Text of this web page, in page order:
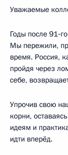
Уважаемые
Годы после
Мы пережили,
время. Россия,
пройдя через
себе,
Упрочив свою
корни,
идеям и
идти вперёд.